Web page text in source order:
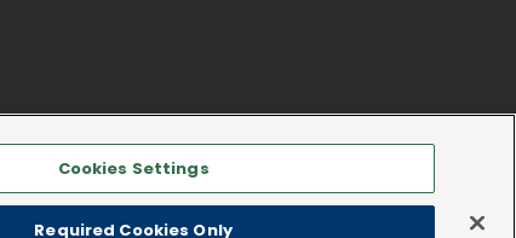
Cookies Settings
Required Cookies Only